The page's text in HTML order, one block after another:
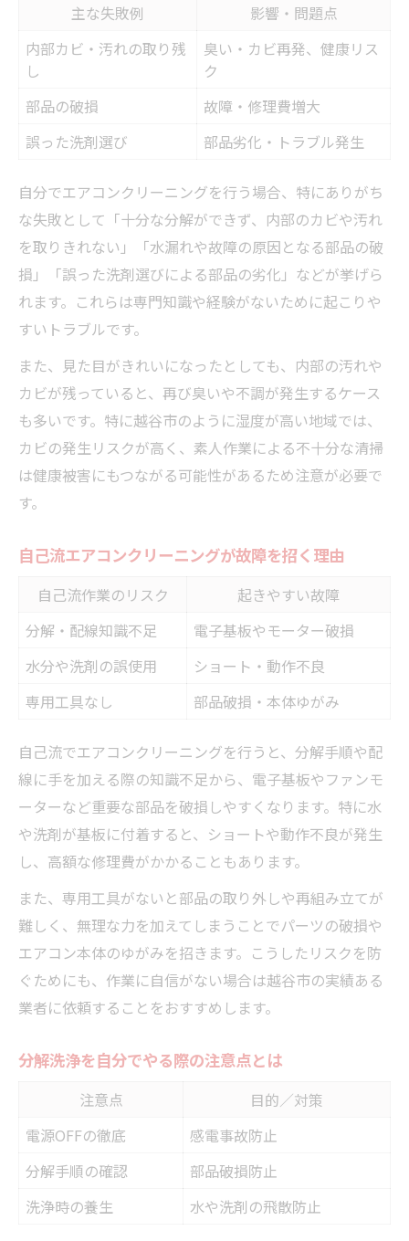
主な失敗例
影響・問題点
内部カビ・汚れの取り残
し
臭い・カビ再発、健康リス
ク
部品の破損
故障・修理費増大
誤った洗剤選び
部品劣化・トラブル発生
自分でエアコンクリーニングを行う場合、特にありがち
な失敗として「十分な分解ができず、内部のカビや汚れ
を取りきれない」「水漏れや故障の原因となる部品の破
損」「誤った洗剤選びによる部品の劣化」などが挙げら
れます。これらは専門知識や経験がないために起こりや
すいトラブルです。
また、見た目がきれいになったとしても、内部の汚れや
カビが残っていると、再び臭いや不調が発生するケース
も多いです。特に越谷市のように湿度が高い地域では、
カビの発生リスクが高く、素人作業による不十分な清掃
は健康被害にもつながる可能性があるため注意が必要で
す。
自己流エアコンクリーニングが故障を招く理由
自己流作業のリスク
起きやすい故障
分解・配線知識不足
電子基板やモーター破損
水分や洗剤の誤使用
ショート・動作不良
専用工具なし
部品破損・本体ゆがみ
自己流でエアコンクリーニングを行うと、分解手順や配
線に手を加える際の知識不足から、電子基板やファンモ
ーターなど重要な部品を破損しやすくなります。特に水
や洗剤が基板に付着すると、ショートや動作不良が発生
し、高額な修理費がかかることもあります。
また、専用工具がないと部品の取り外しや再組み立てが
難しく、無理な力を加えてしまうことでパーツの破損や
エアコン本体のゆがみを招きます。こうしたリスクを防
ぐためにも、作業に自信がない場合は越谷市の実績ある
業者に依頼することをおすすめします。
分解洗浄を自分でやる際の注意点とは
注意点
目的／対策
電源OFFの徹底
感電事故防止
分解手順の確認
部品破損防止
洗浄時の養生
水や洗剤の飛散防止